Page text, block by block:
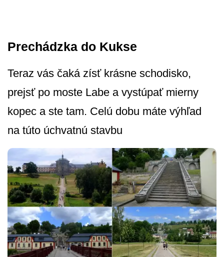
Prechádzka do Kukse
Teraz vás čaká zísť krásne schodisko,
prejsť po moste Labe a vystúpať mierny
kopec a ste tam. Celú dobu máte výhľad
na túto úchvatnú stavbu